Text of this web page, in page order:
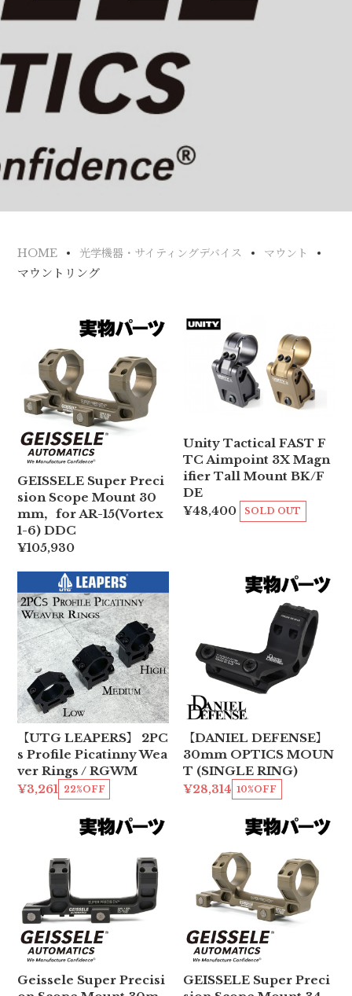
HOME 光学機器・サイティングデバイス マウント
マウントリング
GEISSELE Super Preci
sion Scope Mount 30
mm，for AR-15(Vortex
1-6) DDC
¥105,930
Unity Tactical FAST F
TC Aimpoint 3X Magn
ifier Tall Mount BK/F
DE
¥48,400 SOLD OUT
【UTG LEAPERS】 2PC
s Profile Picatinny Wea
ver Rings / RGWM
¥3,261 22%OFF
【DANIEL DEFENSE】
30mm OPTICS MOUN
T (SINGLE RING)
¥28,314 10%OFF
Geissele Super Precisi
GEISSELE Super Preci